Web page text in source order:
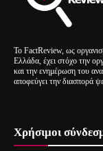
Το FactReview, ως
Ελλάδα, έχει στόχο την
και την ενημέρωση του
αποφεύγει την διασπορά
Χρήσιμοι